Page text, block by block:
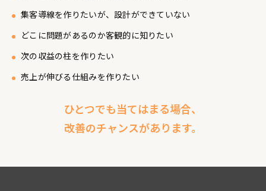
集客導線を作りたいが、設計ができていない
どこに問題があるのか客観的に知りたい
次の収益の柱を作りたい
売上が伸びる仕組みを作りたい
ひとつでも当てはまる場合、
改善のチャンスがあります。